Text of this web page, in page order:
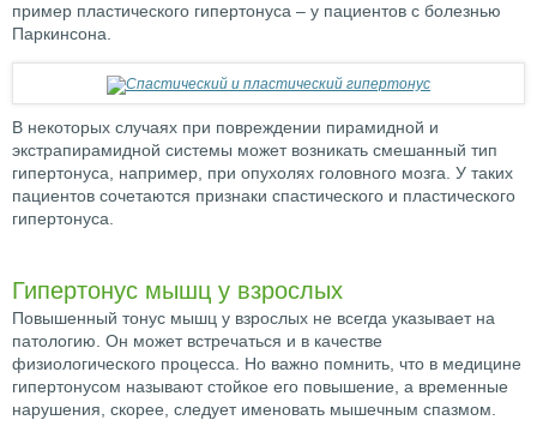
пример пластического гипертонуса – у пациентов с болезнью
Паркинсона.
В некоторых случаях при повреждении пирамидной и
экстрапирамидной системы может возникать смешанный тип
гипертонуса, например, при опухолях головного мозга. У таких
пациентов сочетаются признаки спастического и пластического
гипертонуса.
Гипертонус мышц у взрослых
Повышенный тонус мышц у взрослых не всегда указывает на
патологию. Он может встречаться и в качестве
физиологического процесса. Но важно помнить, что в медицине
гипертонусом называют стойкое его повышение, а временные
нарушения, скорее, следует именовать мышечным спазмом.